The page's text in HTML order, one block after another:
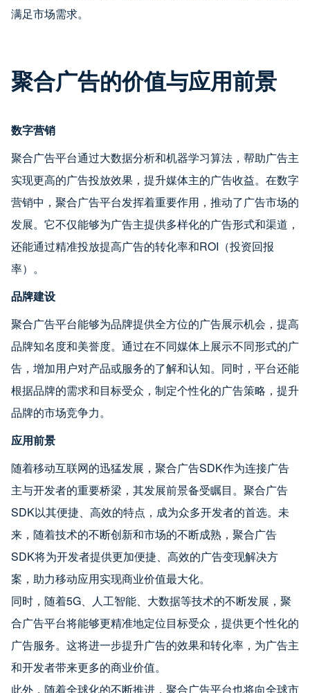
满足市场需求。
聚合广告的价值与应用前景
数字营销
聚合广告平台通过大数据分析和机器学习算法，帮助广告主
实现更高的广告投放效果，提升媒体主的广告收益。在数字
营销中，聚合广告平台发挥着重要作用，推动了广告市场的
发展。它不仅能够为广告主提供多样化的广告形式和渠道，
还能通过精准投放提高广告的转化率和ROI（投资回报
率）。
品牌建设
聚合广告平台能够为品牌提供全方位的广告展示机会，提高
品牌知名度和美誉度。通过在不同媒体上展示不同形式的广
告，增加用户对产品或服务的了解和认知。同时，平台还能
根据品牌的需求和目标受众，制定个性化的广告策略，提升
品牌的市场竞争力。
应用前景
随着移动互联网的迅猛发展，聚合广告SDK作为连接广告
主与开发者的重要桥梁，其发展前景备受瞩目。聚合广告
SDK以其便捷、高效的特点，成为众多开发者的首选。未
来，随着技术的不断创新和市场的不断成熟，聚合广告
SDK将为开发者提供更加便捷、高效的广告变现解决方
案，助力移动应用实现商业价值最大化。
同时，随着5G、人工智能、大数据等技术的不断发展，聚
合广告平台将能够更精准地定位目标受众，提供更个性化的
广告服务。这将进一步提升广告的效果和转化率，为广告主
和开发者带来更多的商业价值。
此外，随着全球化的不断推进，聚合广告平台也将向全球市